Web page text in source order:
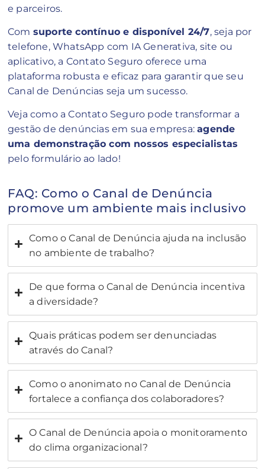
e parceiros.
Com suporte contínuo e disponível 24/7, seja por
telefone, WhatsApp com IA Generativa, site ou
aplicativo, a Contato Seguro oferece uma
plataforma robusta e eficaz para garantir que seu
Canal de Denúncias seja um sucesso.
Veja como a Contato Seguro pode transformar a
gestão de denúncias em sua empresa:agende
uma demonstração com nossos especialistas
pelo formulário ao lado!
FAQ: Como o Canal de Denúncia
promove um ambiente mais inclusivo
Como o Canal de Denúncia ajuda na inclusão
no ambiente de trabalho?
De que forma o Canal de Denúncia incentiva
a diversidade?
Quais práticas podem ser denunciadas
através do Canal?
Como o anonimato no Canal de Denúncia
fortalece a confiança dos colaboradores?
O Canal de Denúncia apoia o monitoramento
do clima organizacional?